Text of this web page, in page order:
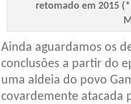
retomado em 2015
Ainda aguardamos os
conclusões a partir do
uma aldeia do povo
covardemente atacada